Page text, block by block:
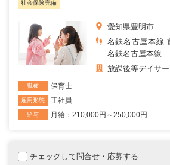
社会保険完備
愛知県豊明市
名鉄名古屋本線
名鉄名古屋本線 ...
放課後等デイサ
職種 保育士
雇用形態 正社員
給与 月給：210,000円～250,000円
チェックして問合せ・応募する